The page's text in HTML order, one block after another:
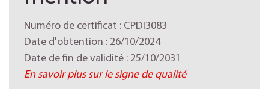
Numéro de certificat : CPDI3083
Date d'obtention : 26/10/2024
Date de fin de validité : 25/10/2031
En savoir plus sur le signe de qualité